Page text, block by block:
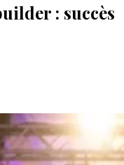
: succès